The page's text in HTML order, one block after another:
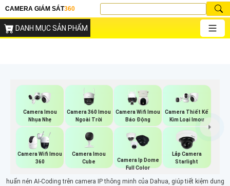
CAMERA GIÁM SÁT360
DANH MỤC SẢN PHẨM
Camera Imou
Nhụa Nhẹ
Camera 360 Imou
Ngoài Trời
Camera Wifi Imou
Báo Động
Camera Thiết Kế
Kim Loại Imou
Camera Wifi Imou
360
Camera Imou
Cube
Camera Ip Dome
Full Color
Lắp Camera
Starlight
huẩn nén AI-Coding trên camera IP thông minh của Dahua, giúp tiết kiệm dung